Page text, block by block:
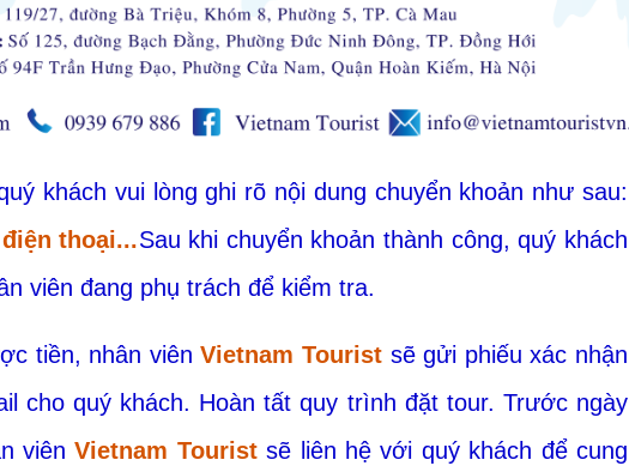
khách vui lòng ghi rõ nội dung chuyển khoản như sau:
thoại...Sau khi chuyển khoản thành công, quý khách
viên đang phụ trách để kiểm tra.
tiền, nhân viênVietnam Tourist sẽ gửi phiếu xác nhận
cho quý khách. Hoàn tất quy trình đặt tour. Trước ngày
viênVietnam Touristsẽ liên hệ với quý khách để cung